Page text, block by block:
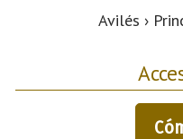
Avilés ›